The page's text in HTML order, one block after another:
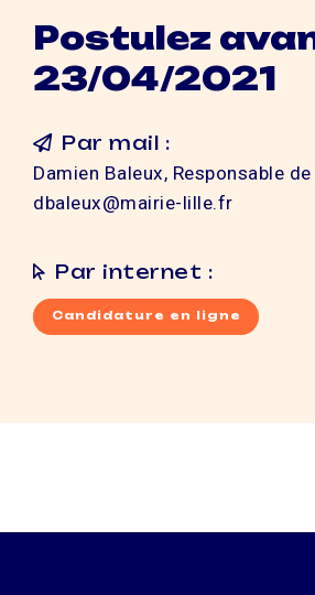
Postulez
23/04/2021
Par mail :
Damien Baleux, Responsable
dbaleux@mairie-lille.fr
Par internet :
Candidature en ligne